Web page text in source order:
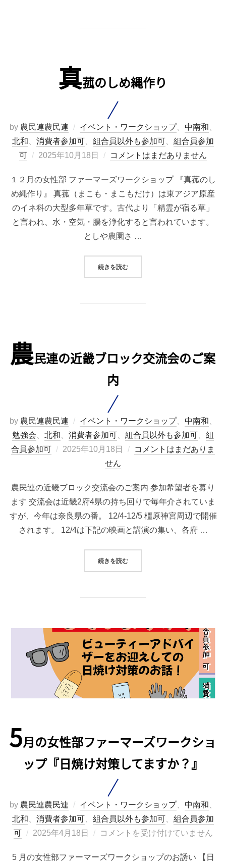
真菰のしめ縄作り
by 農民連農民連 イベント・ワークショップ、 中南和
北和
消費者参加可 組合員以外も参加可
組合員参加
可
投
日:
2025年10月18日 コメントはまだありません
１２月の女性部 ファーマーズワークショップ 『真菰のし
め縄作り』 真菰（まこも・まこもだけ）は東アジア原産
のイネ科の大型多年草です。古代より「精霊が宿る草」
と言われ、水・空気・腸を浄化すると言われています。
としや農園さ …
続きを読む“真菰のしめ縄作り”
農民連の近畿ブロック交流会のご案
内
by 農民連農民連 イベント・ワークショップ、 中南和
勉強会
北和 消費者参加可 組合員以外も参加可
組
合員参加可
投
2025年10月18日
コメントはまだありま
せん
農民連の近畿ブロック交流会のご案内 参加希望者を募り
ます 交流会は近畿2府4県の持ち回りで毎年介されていま
すが、今年は奈良県の番。 12/4-12/5 橿原神宮周辺で開催
されます。 12/4は下記の映画と講演の集い、各府 …
続きを読む“農民連の近畿ブロック交流会のご
5月の女性部ファーマーズワークショ
ップ『日焼け対策してますか？』
by 農民連農民連 イベント・ワークショップ、 中南和
北和
消費者参加可 組合員以外も参加可
組合員参加
可
投
日:
2025年4月18日 コメントを受け付けていません
5 月の女性部ファーマーズワークショップのお誘い 【日